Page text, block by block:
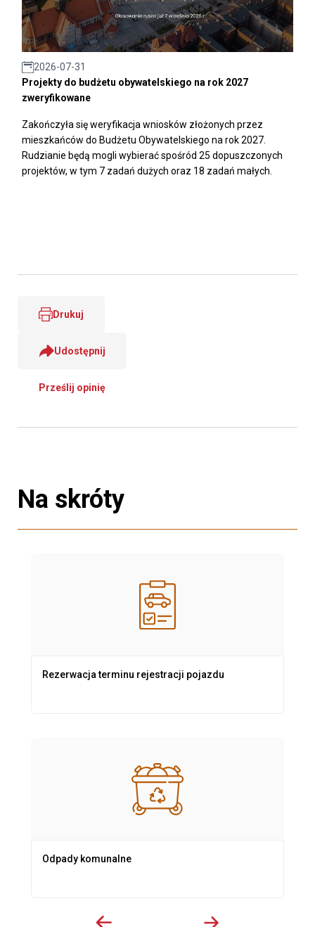
2026-07-31
Projekty do budżetu obywatelskiego na rok 2027
zweryfikowane
Zakończyła się weryfikacja wniosków złożonych przez
mieszkańców do Budżetu Obywatelskiego na rok 2027.
Rudzianie będą mogli wybierać spośród 25 dopuszczonych
projektów, w tym 7 zadań dużych oraz 18 zadań małych.
Drukuj
Udostępnij
Prześlij opinię
Na skróty
Rezerwacja terminu rejestracji pojazdu
Odpady komunalne